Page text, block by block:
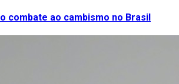
combate ao cambismo no Brasil